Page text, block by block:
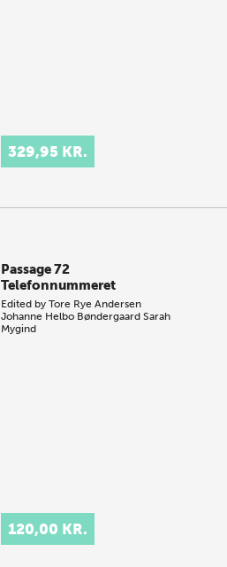
329,95 KR.
Passage 72
Telefonnummeret
Edited byTore Rye Andersen
Johanne Helbo Bøndergaard Sarah
Mygind
120,00 KR.